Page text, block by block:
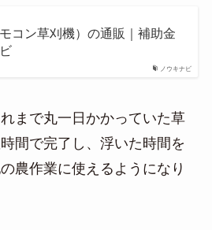
ノウキナビ
コン草刈機）の通販｜補助金
まで丸一日かかっていた草
間で完了し、浮いた時間を
農作業に使えるようになり